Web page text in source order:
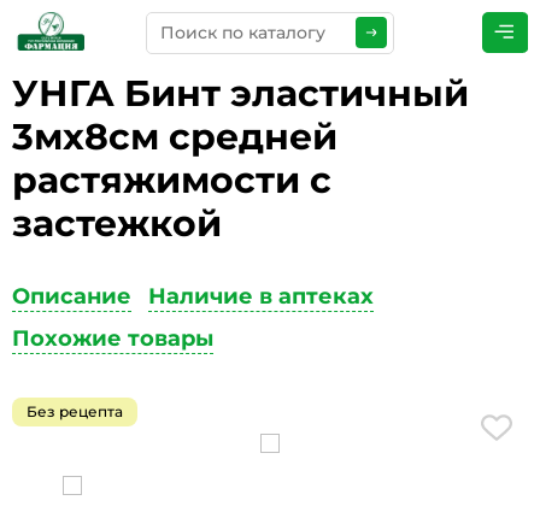
УНГА Бинт эластичный
3мх8см средней
растяжимости с
застежкой
Описание
Наличие в аптеках
Похожие товары
Без рецепта
ПРЕДСТАВЬТЕСЬ*
ТЕЛЕФОН*
ЭЛЕКТРОННАЯ ПОЧТА